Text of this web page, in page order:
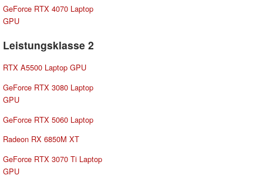
GeForce RTX 4070 Laptop
GPU
Leistungsklasse 2
RTX A5500 Laptop GPU
GeForce RTX 3080 Laptop
GPU
GeForce RTX 5060 Laptop
Radeon RX 6850M XT
GeForce RTX 3070 Ti Laptop
GPU